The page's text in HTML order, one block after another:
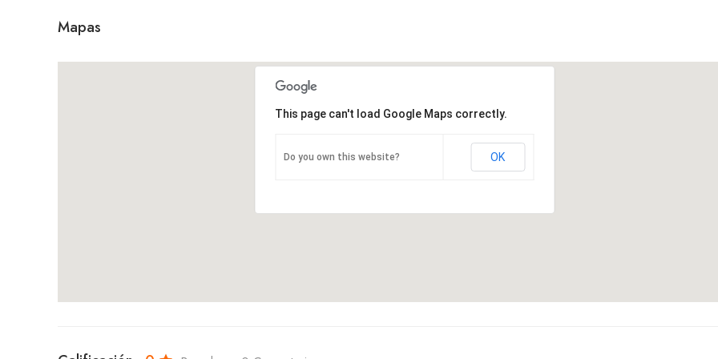
Mapas
This page can't load Google Maps correctly.
Do you own this website? OK